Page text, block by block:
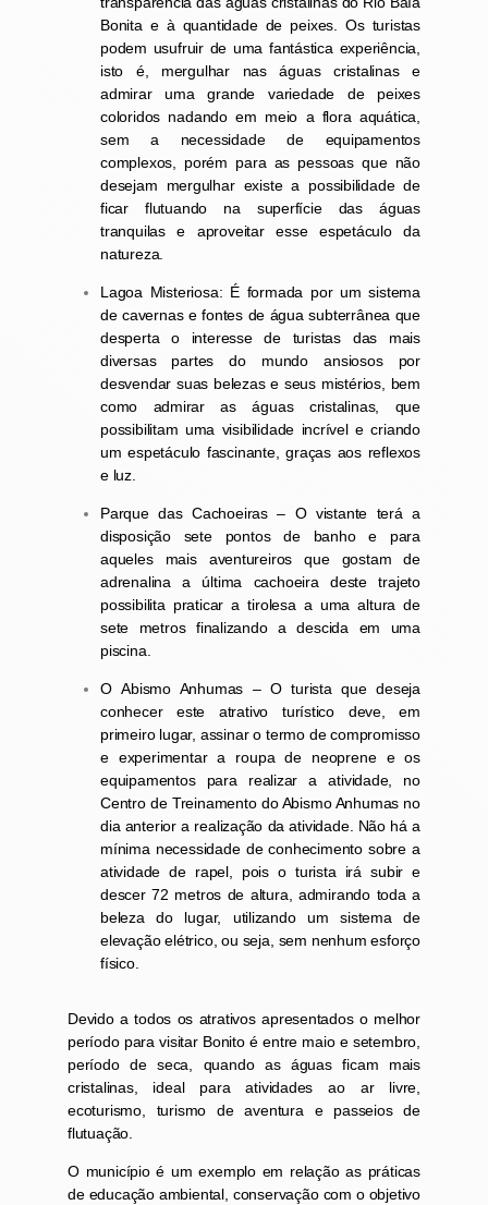
Bonita e à quantidade de peixes. Os turistas
podem usufruir de uma fantástica experiência,
isto é, mergulhar nas águas cristalinas e
admirar uma grande variedade de peixes
coloridos nadando em meio a flora aquática,
sem a necessidade de equipamentos
complexos, porém para as pessoas que não
desejam mergulhar existe a possibilidade de
ficar flutuando na superfície das águas
tranquilas e aproveitar esse espetáculo da
natureza.
Lagoa Misteriosa: É formada por um sistema
de cavernas e fontes de água subterrânea que
desperta o interesse de turistas das mais
diversas partes do mundo ansiosos por
desvendar suas belezas e seus mistérios, bem
como admirar as águas cristalinas, que
possibilitam uma visibilidade incrível e criando
um espetáculo fascinante, graças aos reflexos
e luz.
Parque das Cachoeiras – O vistante terá a
disposição sete pontos de banho e para
aqueles mais aventureiros que gostam de
adrenalina a última cachoeira deste trajeto
possibilita praticar a tirolesa a uma altura de
sete metros finalizando a descida em uma
piscina.
O Abismo Anhumas – O turista que deseja
conhecer este atrativo turístico deve, em
primeiro lugar, assinar o termo de compromisso
e experimentar a roupa de neoprene e os
equipamentos para realizar a atividade, no
Centro de Treinamento do Abismo Anhumas no
dia anterior a realização da atividade. Não há a
mínima necessidade de conhecimento sobre a
atividade de rapel, pois o turista irá subir e
descer 72 metros de altura, admirando toda a
beleza do lugar, utilizando um sistema de
elevação elétrico, ou seja, sem nenhum esforço
físico.
Devido a todos os atrativos apresentados o melhor
período para visitar Bonito é entre maio e setembro,
período de seca, quando as águas ficam mais
cristalinas, ideal para atividades ao ar livre,
ecoturismo, turismo de aventura e passeios de
flutuação.
O município é um exemplo em relação as práticas
de educação ambiental, conservação com o objetivo